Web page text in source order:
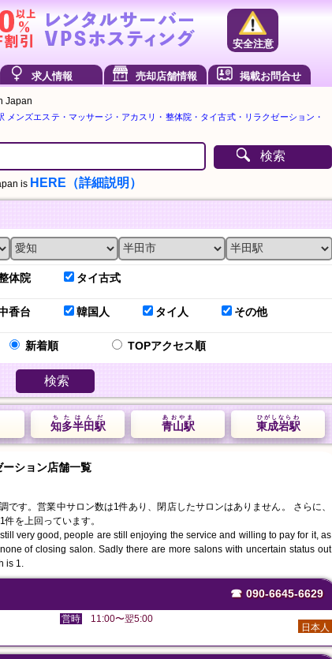
安全注意
求人情報 売却店舗情報 掲載お問合せ
Japan
メンズエステ・マッサージ・アカスリ・整体院・タイ古式・リラクゼーション・
検索
is HERE（詳細説明）
体院 タイ古式
香台 韓国人 タイ人 その他
新着順 TOPアクセス順
検索
東成岩駅
ひがしならわ
青山駅
あおやま
知多半田駅
ちたはんだ
ション店舗一覧
です。営業中サロン数は1件あり、閉店したサロンはありません。 さらに、
を上回っています。
very good, people are still enjoying the service and willing to pay for it, as
of closing salon. Sadly there are more salons with uncertain status out
is 1.
☎ 090-6645-6629
営時 11:00〜翌5:00
日本人